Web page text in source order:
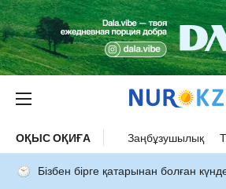
ОҚЫС ОҚИҒА Заңбұзушылық
Бізбен бірге қатарынан болған